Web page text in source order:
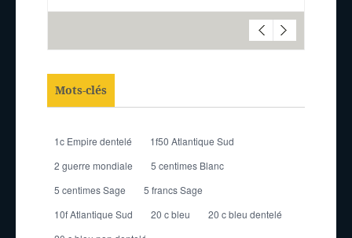
Mots-clés
1c Empire dentelé
1f50 Atlantique Sud
2 guerre mondiale
5 centimes Blanc
5 centimes Sage
5 francs Sage
10f Atlantique Sud
20 c bleu
20 c bleu dentelé